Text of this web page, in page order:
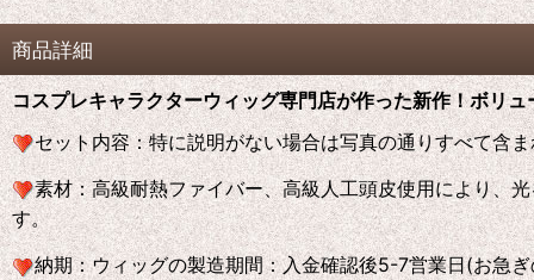
商品詳細
コスプレキャラクターウィッグ専門店が作った新作！ボリ
セット内容：特に説明がない場合は写真の通りすべて含
素材：高級耐熱ファイバー、高級人工頭皮使用により、
す。
納期：ウィッグの製造期間：入金確認後5-7営業日(お急